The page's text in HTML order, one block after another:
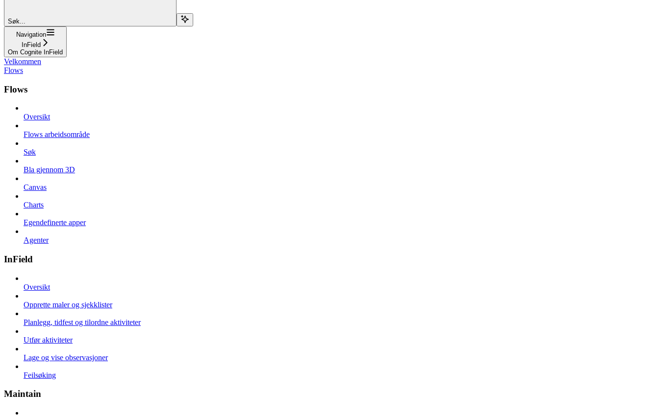
Søk...
Navigation
InField
Om Cognite InField
Velkommen
Flows
Flows
Oversikt
Flows arbeidsområde
Søk
Bla gjennom 3D
Canvas
Charts
Egendefinerte apper
Agenter
InField
Oversikt
Opprette maler og sjekklister
Planlegg, tidfest og tilordne aktiviteter
Utfør aktiviteter
Lage og vise observasjoner
Feilsøking
Maintain